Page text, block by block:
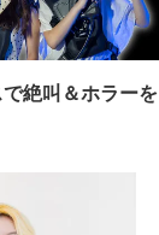
絶叫＆ホラーを